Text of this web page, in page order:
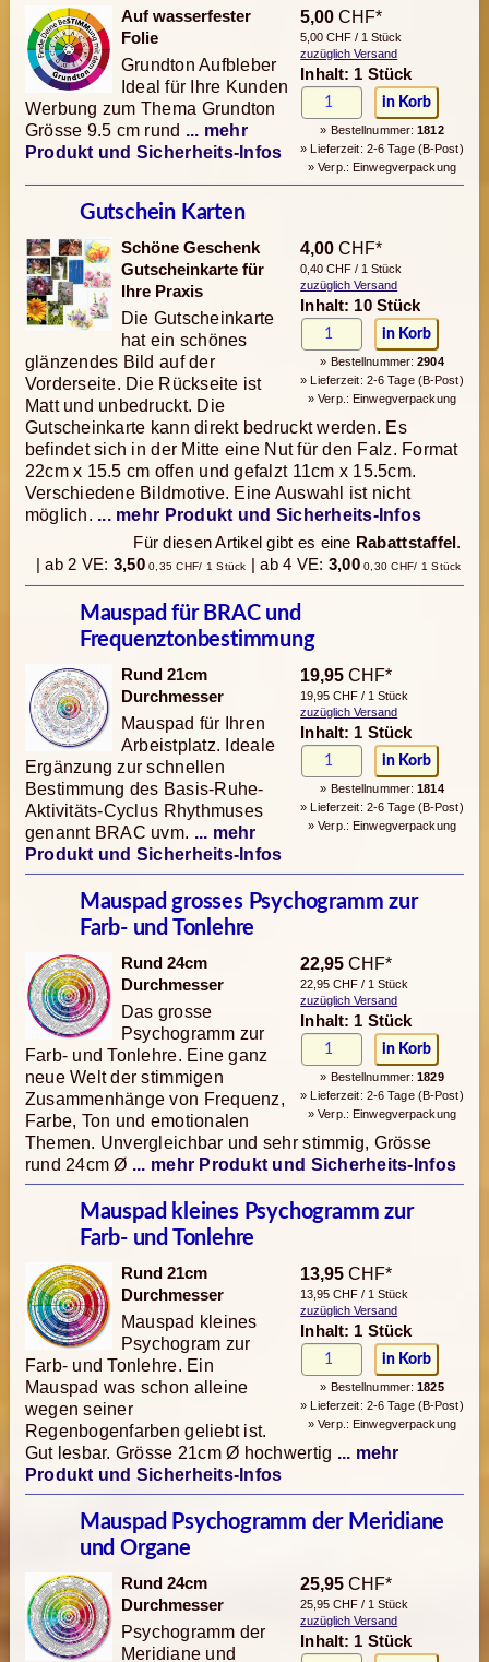
5,00 CHF*
5,00 CHF / 1 Stück
zuzüglich Versand
Inhalt: 1 Stück
» Bestellnummer:1812
» Lieferzeit: 2-6 Tage (B-Post)
» Verp.: Einwegverpackung
Auf wasserfester
Folie
Grundton Aufbleber
Ideal für Ihre Kunden
Werbung zum Thema Grundton
Grösse 9.5 cm rund ... mehr
Produkt und Sicherheits-Infos
Gutschein Karten
4,00 CHF*
0,40 CHF / 1 Stück
zuzüglich Versand
Inhalt: 10 Stück
» Bestellnummer:2904
» Lieferzeit: 2-6 Tage (B-Post)
» Verp.: Einwegverpackung
Schöne Geschenk
Gutscheinkarte für
Ihre Praxis
Die Gutscheinkarte
hat ein schönes
glänzendes Bild auf der
Vorderseite. Die Rückseite ist
Matt und unbedruckt. Die
Gutscheinkarte kann direkt bedruckt werden. Es
befindet sich in der Mitte eine Nut für den Falz. Format
22cm x 15.5 cm offen und gefalzt 11cm x 15.5cm.
Verschiedene Bildmotive. Eine Auswahl ist nicht
möglich. ... mehr Produkt und Sicherheits-Infos
Für diesen Artikel gibt es eine Rabattstaffel .
| ab 2 VE: 3,500,35 CHF/ 1 Stück | ab 4 VE: 3,000,30 CHF/ 1 Stück
Mauspad für BRAC und
Frequenztonbestimmung
19,95 CHF*
19,95 CHF / 1 Stück
zuzüglich Versand
Inhalt: 1 Stück
» Bestellnummer:1814
» Lieferzeit: 2-6 Tage (B-Post)
» Verp.: Einwegverpackung
Rund 21cm
Durchmesser
Mauspad für Ihren
Arbeistplatz. Ideale
Ergänzung zur schnellen
Bestimmung des Basis-Ruhe-
Aktivitäts-Cyclus Rhythmuses
genannt BRAC uvm. ... mehr
Produkt und Sicherheits-Infos
Mauspad grosses Psychogramm zur
Farb- und Tonlehre
22,95 CHF*
22,95 CHF / 1 Stück
zuzüglich Versand
Inhalt: 1 Stück
» Bestellnummer:1829
» Lieferzeit: 2-6 Tage (B-Post)
» Verp.: Einwegverpackung
Rund 24cm
Durchmesser
Das grosse
Psychogramm zur
Farb- und Tonlehre. Eine ganz
neue Welt der stimmigen
Zusammenhänge von Frequenz,
Farbe, Ton und emotionalen
Themen. Unvergleichbar und sehr stimmig, Grösse
rund 24cm Ø ... mehr Produkt und Sicherheits-Infos
Mauspad kleines Psychogramm zur
Farb- und Tonlehre
13,95 CHF*
13,95 CHF / 1 Stück
zuzüglich Versand
Inhalt: 1 Stück
» Bestellnummer:1825
» Lieferzeit: 2-6 Tage (B-Post)
» Verp.: Einwegverpackung
Rund 21cm
Durchmesser
Mauspad kleines
Psychogram zur
Farb- und Tonlehre. Ein
Mauspad was schon alleine
wegen seiner
Regenbogenfarben geliebt ist.
Gut lesbar. Grösse 21cm Ø hochwertig ... mehr
Produkt und Sicherheits-Infos
Mauspad Psychogramm der Meridiane
und Organe
25,95 CHF*
25,95 CHF / 1 Stück
zuzüglich Versand
Inhalt: 1 Stück
Rund 24cm
Durchmesser
Psychogramm der
Meridiane und